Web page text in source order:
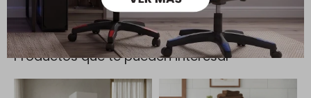
Productos que te pueden interesar